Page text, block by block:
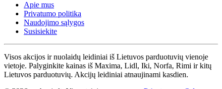
Apie mus
Privatumo politika
Naudojimo sąlygos
Susisiekite
Visos akcijos ir nuolaidų leidiniai iš Lietuvos parduotuvių vienoje
vietoje. Palyginkite kainas iš Maxima, Lidl, Iki, Norfa, Rimi ir kitų
Lietuvos parduotuvių. Akcijų leidiniai atnaujinami kasdien.